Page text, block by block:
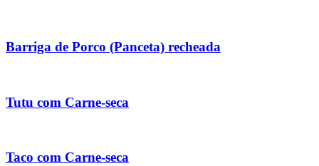
Barriga de Porco (Panceta) recheada
Tutu com Carne-seca
Taco com Carne-seca